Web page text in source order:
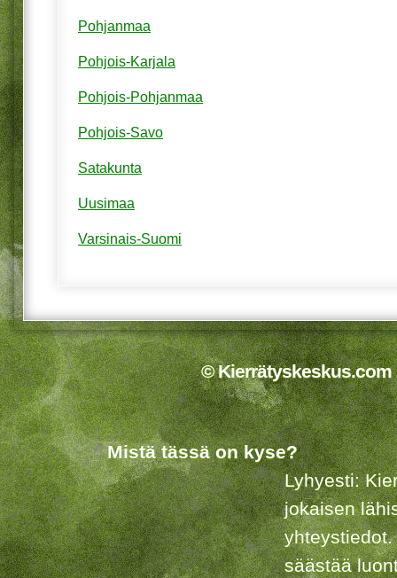
Pohjanmaa
Pohjois-Karjala
Pohjois-Pohjanmaa
Pohjois-Savo
Satakunta
Uusimaa
Varsinais-Suomi
© Kierrätyskeskus.com
Mistä tässä on kyse?
Lyhyesti:
jokaisen
säästää